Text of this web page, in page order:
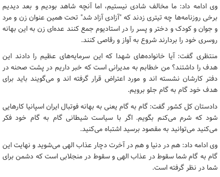
وی ادامه داد: ما مخالف شادی نیستیم، اما آنچه شاهد بودیم و بعد دیدیم
برخی روزنامه‌ها چه تیتری زدند که "آزادی آزاد شد" تحت همین عنوان زن و مرد
و جوان و کودک و دختر و پسر را در استادیوم جمع کنند عده‌ای زن به این بهانه
روسری خود را بردارند شروع به آواز و رقاصی کنند.
منتظری گفت: آیا خانواده‌های شهدا که این سرمایه‌های عظیم را دادند این
هدف را داشتند؟ من خطابم به مدیرانی است که خبر داریم در پشت صحنه در
دفتر کارشان نشسته اند و مورد اعتراض قرار گرفته اند و می‌گویند باید برای
هدف خود گام به گام جلو برویم.
دادستان کل کشور گفت: گام به گام یعنی به بهانه فوتبال ایران اسپانیا کارهایی
شود که شرم می‌کنم بگویم. اگر با سیاست شیطانی گام به گام خود فکر
می‌کنید می‌توانید به مقصود برسید اشتباه می‌کنید.
وی ادامه داد: هم در دنیا و هم در آخرت دچار عذاب الهی می‌شوید و نهایت این
گام به گام شما سقوط در عذاب الهی و سقوط در منجلابی است که دشمن برای
شما در نظر گرفته است.